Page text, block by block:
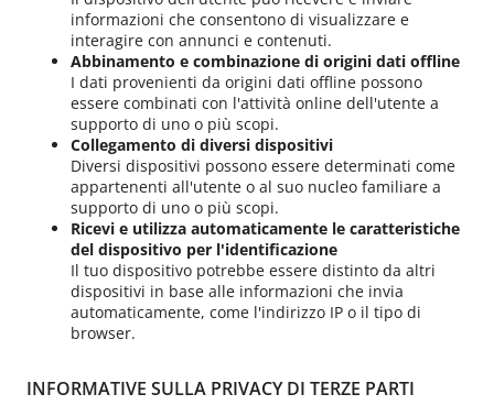
informazioni che consentono di visualizzare e
interagire con annunci e contenuti.
Abbinamento e combinazione di origini dati offline
I dati provenienti da origini dati offline possono
essere combinati con l'attività online dell'utente a
supporto di uno o più scopi.
Collegamento di diversi dispositivi
Diversi dispositivi possono essere determinati come
appartenenti all'utente o al suo nucleo familiare a
supporto di uno o più scopi.
Ricevi e utilizza automaticamente le caratteristiche
del dispositivo per l'identificazione
Il tuo dispositivo potrebbe essere distinto da altri
dispositivi in base alle informazioni che invia
automaticamente, come l'indirizzo IP o il tipo di
browser.
INFORMATIVE SULLA PRIVACY DI TERZE PARTI